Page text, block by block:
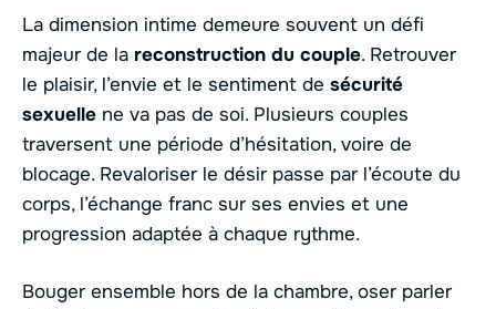
La dimension intime demeure souvent un défi
majeur de la reconstruction du couple. Retrouver
le plaisir, l’envie et le sentiment de sécurité
sexuelle ne va pas de soi. Plusieurs couples
traversent une période d’hésitation, voire de
blocage. Revaloriser le désir passe par l’écoute du
corps, l’échange franc sur ses envies et une
progression adaptée à chaque rythme.
Bouger ensemble hors de la chambre, oser parler